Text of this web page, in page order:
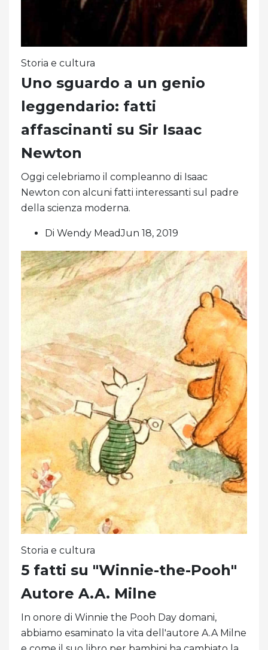
Storia e cultura
Uno sguardo a un genio
leggendario: fatti
affascinanti su Sir Isaac
Newton
Oggi celebriamo il compleanno di Isaac
Newton con alcuni fatti interessanti sul padre
della scienza moderna.
Di Wendy MeadJun 18, 2019
Storia e cultura
5 fatti su "Winnie-the-Pooh"
Autore A.A. Milne
In onore di Winnie the Pooh Day domani,
abbiamo esaminato la vita dell'autore A.A Milne